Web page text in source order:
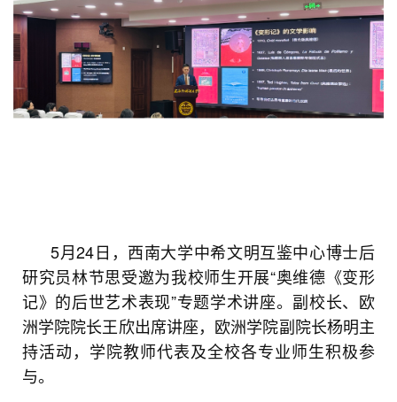
5月24日，西南大学中希文明互鉴中心博士后
研究员林节思受邀为我校师生开展“奥维德《变形
记》的后世艺术表现”专题学术讲座。副校长、欧
洲学院院长王欣出席讲座，欧洲学院副院长杨明主
持活动，学院教师代表及全校各专业师生积极参
与。